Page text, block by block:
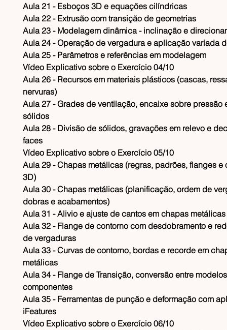
​Aula 21 - Esboços 3D e equações cilíndricas
​Aula 22 - Extrusão com transição de geometrias
​Aula 23 - Modelagem dinâmica - inclinação e
​Aula 24 - Operação de vergadura e aplicação variada
​Aula 25 - Parâmetros e referências em modelagem
​Vídeo Explicativo sobre o Exercício 04/10
​Aula 26 - Recursos em materiais plásticos (cascas,
nervuras)
​Aula 27 - Grades de ventilação, encaixe sobre pressão
sólidos
​Aula 28 - Divisão de sólidos, gravações em relevo e
faces
​Vídeo Explicativo sobre o Exercício 05/10
​Aula 29 - Chapas metálicas (regras, padrões, flanges e
3D)
​Aula 30 - Chapas metálicas (planificação, ordem de
dobras e acabamentos)
​Aula 31 - Alivio e ajuste de cantos em chapas metálicas
​Aula 32 - Flange de contorno com desdobramento e
de vergaduras
​Aula 33 - Curvas de contorno, bordas e recorde em
metálicas
​Aula 34 - Flange de Transição, conversão entre
componentes
​Aula 35 - Ferramentas de punção e deformação com
iFeatures
​Vídeo Explicativo sobre o Exercício 06/10